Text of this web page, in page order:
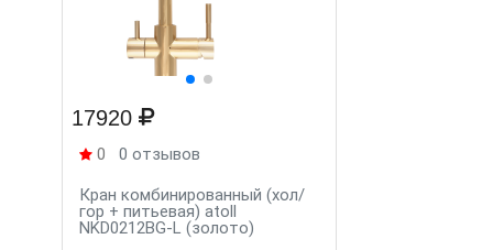
17920
0 0 отзывов
Кран комбинированный (хол/
гор + питьевая) atoll
NKD0212BG-L (золото)